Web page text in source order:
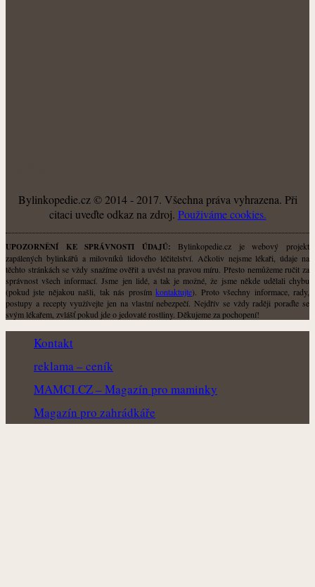
Bylinkopedie.cz © 2014 - 2017. Všechna práva vyhrazena. Při
citaci uveďte odkaz na zdroj. Použiváme cookies.
UPOZORNĚNÍ KE SPRÁVNOSTI ÚDAJŮ: Bylinkopedie.cz je webový projekt
zapálených bylinkářů a milovníků lidového léčitelství. Ačkoliv nejsme lékaři, údaje na
těchto stránkách se vždy snažíme ověřit a uvést na pravou míru. Přesto nemůžeme ručit za
správnost všech informací. Jsme jen lidé, a tak je možné, že jsme někde udělali chybu
(pokud jste nějakou našli, tak nás prosímkontaktujte). Proto všechny informace, rady,
postupy a recepty využívejte jen na vlastní nebezpečí. Nejdřív se vždy raději poraďte se
svým lékařem, zvlášť pokud jde o jedovaté rostliny. Děkujeme za pochopení!
Kontakt
reklama – ceník
MAMCI.CZ – Magazín pro maminky
Magazín pro zahrádkáře